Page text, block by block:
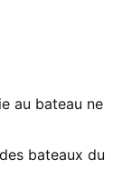
au bateau ne
bateaux du